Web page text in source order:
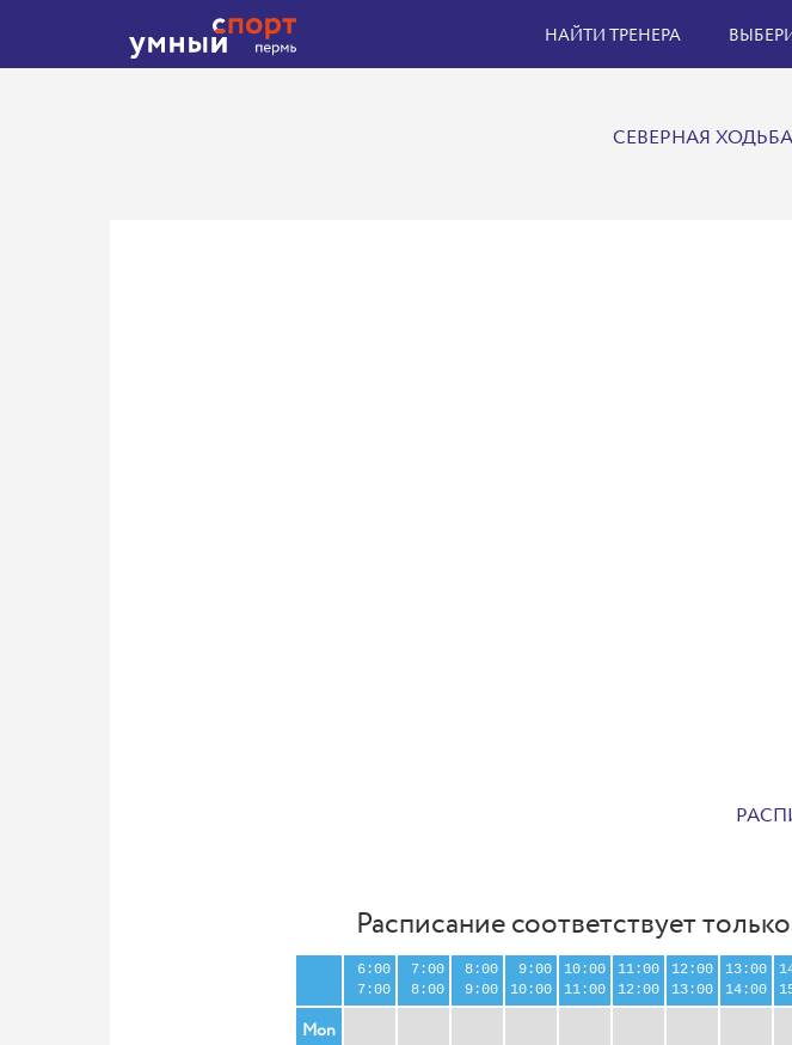
НАЙТИ ТРЕНЕРА
СЕВЕРНАЯ
Расписание соответствует
6:00
7:00
7:00
8:00
8:00
9:00
9:00
10:00
10:00
11:00
11:00
12:00
12:00
13:00
13:00
14:00
Mon